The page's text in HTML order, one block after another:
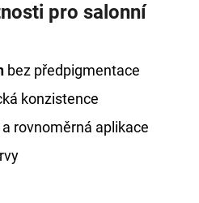
pro salonní
bez předpigmentace
konzistence
rovnoměrná aplikace